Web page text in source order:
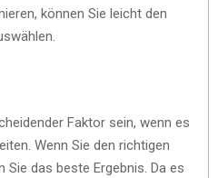
können Sie leicht den
Faktor sein, wenn es
Wenn Sie den richtigen
das beste Ergebnis. Da es